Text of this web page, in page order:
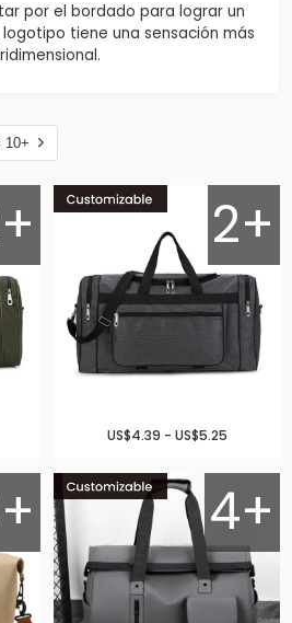
por el bordado para lograr un
tiene una sensación más
10+
2+
US$4.39 - US$5.25
4+